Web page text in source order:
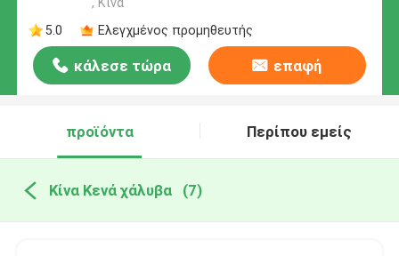
, Κίνα
5.0
Ελεγχμένος προμηθευτής
κάλεσε τώρα επαφή
προϊόντα Περίπου εμείς
Κίνα Κενά χάλυβα (7)